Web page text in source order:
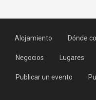
Alojamiento Dónde
Negocios Lugares
Publicar un evento